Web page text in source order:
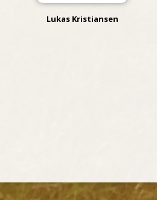
Lukas Kristiansen